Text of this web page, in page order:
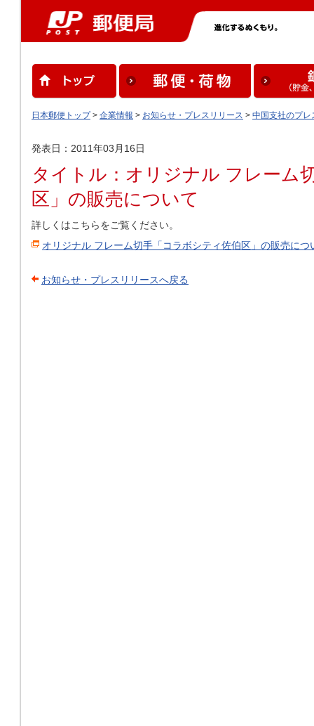
日本郵便トップ> 企業情報 > お知らせ・プレスリリース > 中国支社のプレ
発表日：2011年03月16日
タイトル：オリジナル フレーム
区」の販売について
詳しくはこちらをご覧ください。
オリジナル フレーム切手「コラボシティ佐伯区」の販売につ
お知らせ・プレスリリースへ戻る